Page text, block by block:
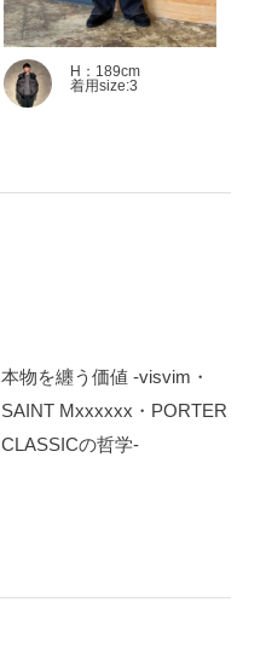
H：189cm
着用size:3
本物を纏う価値 -visvim・
SAINT Mxxxxxx・PORTER
CLASSICの哲学-